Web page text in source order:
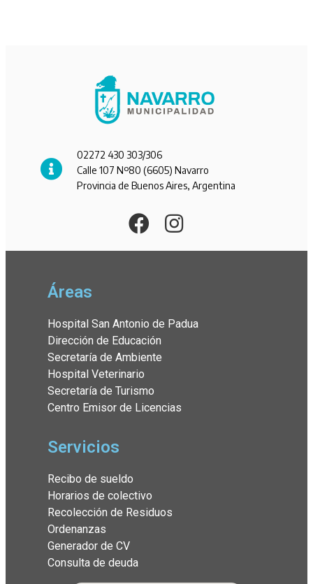
02272 430 303/306
Calle 107 Nº80 (6605) Navarro
Provincia de Buenos Aires, Argentina
Áreas
Hospital San Antonio de Padua
Dirección de Educación
Secretaría de Ambiente
Hospital Veterinario
Secretaría de Turismo
Centro Emisor de Licencias
Servicios
Recibo de sueldo
Horarios de colectivo
Recolección de Residuos
Ordenanzas
Generador de CV
Consulta de deuda